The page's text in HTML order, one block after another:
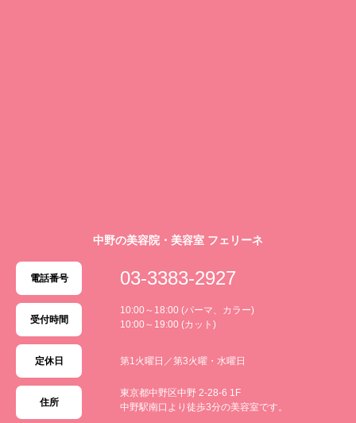
中野の美容院・美容室 フェリーネ
電話番号 03-3383-2927
受付時間
10:00～18:00 (パーマ、カラー)
10:00～19:00 (カット)
定休日 第1火曜日／第3火曜・水曜日
住所
東京都中野区中野 2-28-6 1F
中野駅南口より徒歩3分の美容室です。